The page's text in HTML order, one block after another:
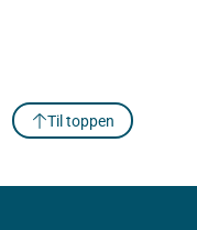
Til toppen